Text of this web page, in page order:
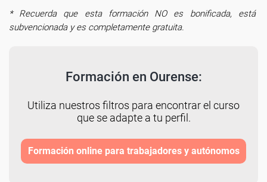
* Recuerda que esta formación NO es bonificada, está
subvencionada y es completamente gratuita.
Formación en Ourense:
Utiliza nuestros filtros para encontrar el curso
que se adapte a tu perfil.
Formación online para trabajadores y autónomos